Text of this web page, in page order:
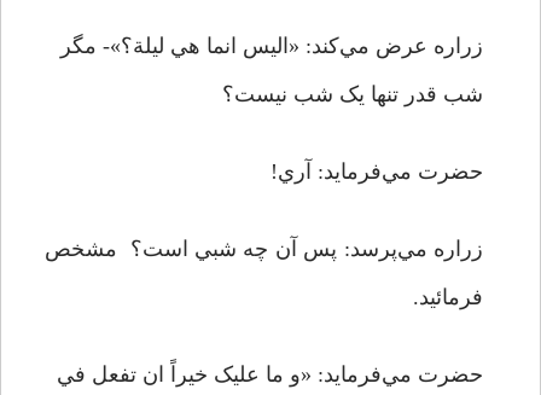
زراره عرض مي‌کند: «اليس انما هي ليلة؟»- مگر
شب قدر تنها يک شب نيست؟
حضرت مي‌فرمايد: آري!
زراره مي‌پرسد: پس آن چه شبي است؟ مشخص
فرمائيد.
حضرت مي‌فرمايد: «و ما عليک خيراً ان تفعل في